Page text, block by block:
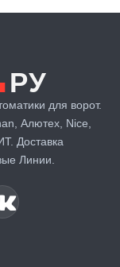
РУ
для ворот.
Алютех, Nice,
Доставка
Линии.